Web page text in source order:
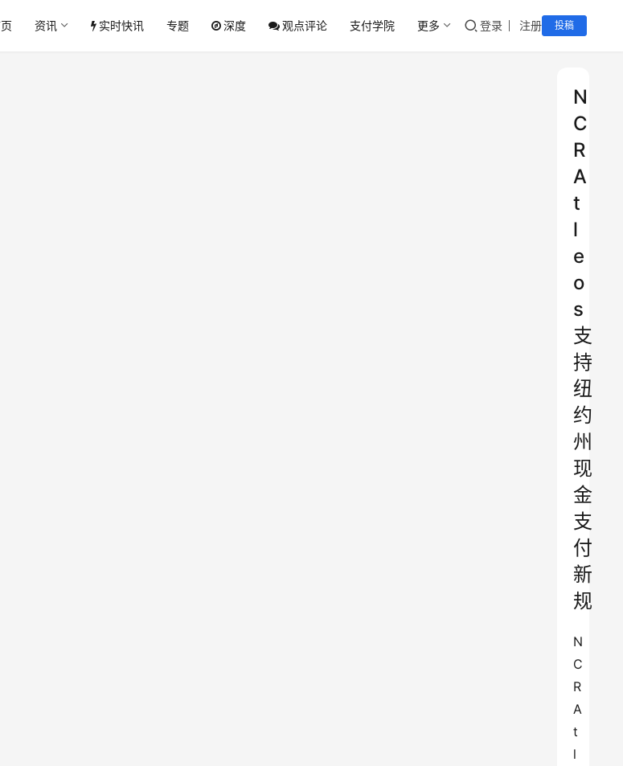
资讯 实时快讯 专题 深度 观点评论 支付学院 更多 登录 注册 投稿
N
C
R
A
t
l
e
o
s
支
持
纽
约
州
现
金
支
付
新
规
N
C
R
A
t
l